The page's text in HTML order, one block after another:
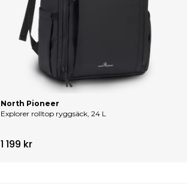
Explorer rolltop ryggsäck, 24 L
North Pioneer
1 199 kr